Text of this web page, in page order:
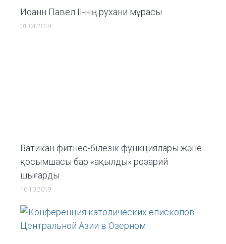
Иоанн Павел II-нің рухани мұрасы
01.04.2019
Ватикан фитнес-білезік функциялары және
қосымшасы бар «ақылды» розарий
шығарды
16.10.2019